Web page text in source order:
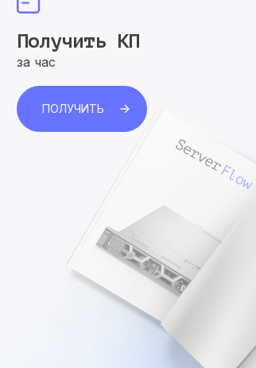
Получить КП
за час
ПОЛУЧИТЬ